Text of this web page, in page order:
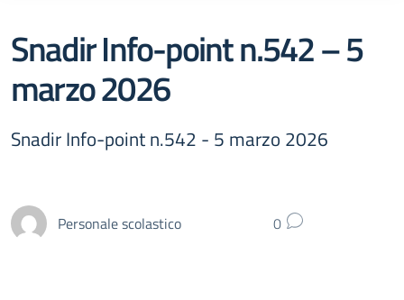
Snadir Info-point n.542 – 5
marzo 2026
Snadir Info-point n.542 - 5 marzo 2026
Personale scolastico 0